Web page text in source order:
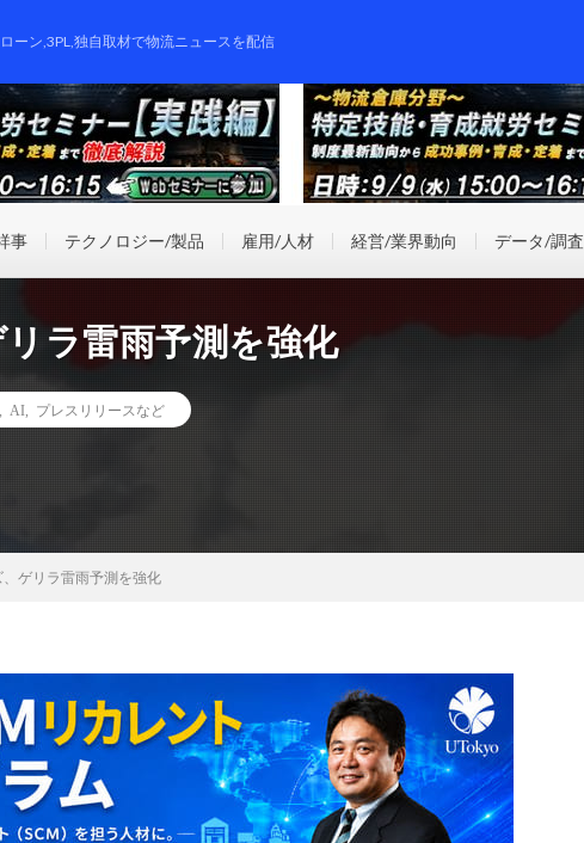
ーン,3PL,独自取材で物流ニュースを配信
事 テクノロジー/製品 雇用/人材 経営/業界動向 データ/調査
ラ雷雨予測を強化
AI プレスリリースなど
ゲリラ雷雨予測を強化